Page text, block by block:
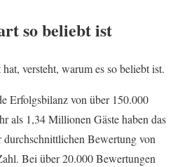
so beliebt ist
versteht, warum es so beliebt ist.
Erfolgsbilanz von über 150.000
als 1,34 Millionen Gäste haben das
durchschnittlichen Bewertung von
Bei über 20.000 Bewertungen